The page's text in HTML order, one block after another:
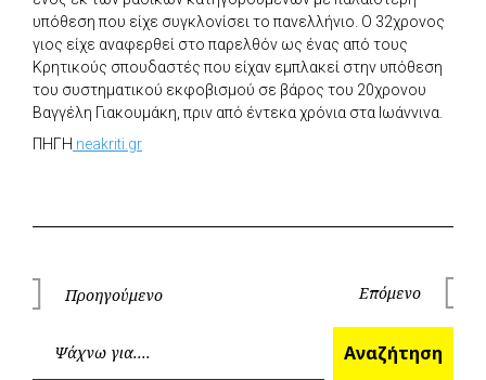
υπόθεση που είχε συγκλονίσει το πανελλήνιο. Ο 32χρονος
γιος είχε αναφερθεί στο παρελθόν ως ένας από τους
Κρητικούς σπουδαστές που είχαν εμπλακεί στην υπόθεση
του συστηματικού εκφοβισμού σε βάρος του 20χρονου
Βαγγέλη Γιακουμάκη, πριν από έντεκα χρόνια στα Ιωάννινα.
ΠΗΓΗ neakriti.gr
Πλοήγηση
άρθρων
Προηγούμενο Επόμενο
Αναζήτηση